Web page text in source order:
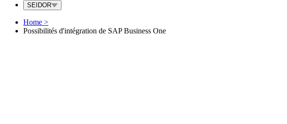
SEIDOR
Home >
Possibilités d'intégration de SAP Business One